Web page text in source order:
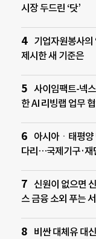
시장 두드린 ‘닷’
기업자원봉사의
제시한 새 기준은
사이임팩트-넥
한 AI 리빙랩 업무
아시아ㆍ태평양
다리…국제기구·재
신원이 없으면
스 금융 소외 푸는
비싼 대체유 대